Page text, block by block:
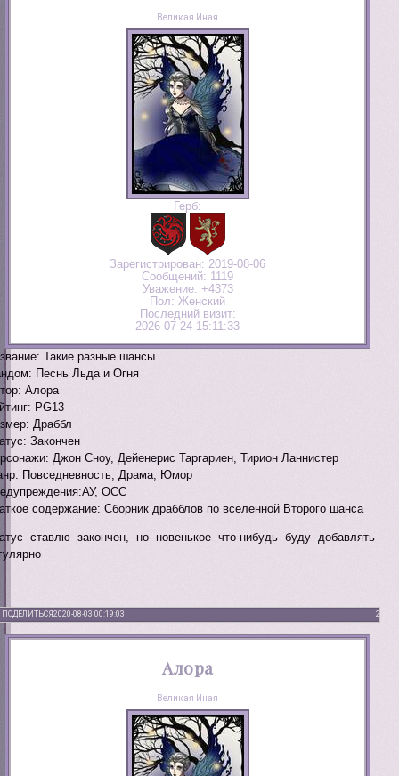
Великая Иная
Герб:
Зарегистрирован: 2019-08-06
Сообщений: 1119
Уважение: +4373
Пол: Женский
Последний визит:
2026-07-24 15:11:33
Такие разные шансы
Песнь Льда и Огня
Алора
PG13
Драббл
Закончен
Джон Сноу, Дейенерис Таргариен, Тирион Ланнистер
Повседневность, Драма, Юмор
ОСС
содержание: Сборник драбблов по вселенной Второго шанса
ставлю закончен, но новенькое что-нибудь буду добавлять
ПОДЕЛИТЬСЯ 2
2020-08-03 00:19:03
Алора
Великая Иная